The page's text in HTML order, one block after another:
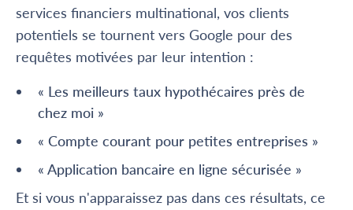
services financiers multinational, vos clients
potentiels se tournent vers Google pour des
requêtes motivées par leur intention :
« Les meilleurs taux hypothécaires près de
chez moi »
« Compte courant pour petites entreprises »
« Application bancaire en ligne sécurisée »
Et si vous n'apparaissez pas dans ces résultats, ce